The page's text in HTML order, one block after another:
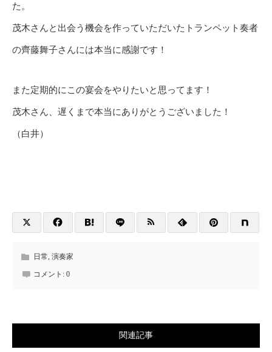
た。
茂木さんと出会う機会を作っていただいたトランペット奏者
の齊藤舞子さんには本当に感謝です！
また定期的にこの宴会をやりたいと思ってます！
茂木さん、遅くまで本当にありがとうございました！
（白井）
日常, 演奏家
コメント: 0
関連記事